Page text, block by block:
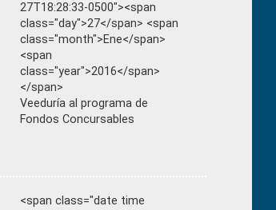
27T18:28:33-0500"><span
class="day">27</span> <span
class="month">Ene</span>
<span
class="year">2016</span>
</span>
Veeduría al programa de
Fondos Concursables
<span class="date time